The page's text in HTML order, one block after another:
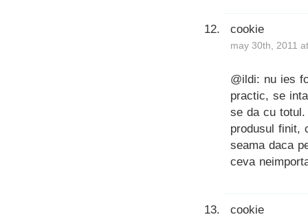
cookie
may 30th, 2011
@ildi: nu ies
practic, se
se da cu
produsul finit,
seama daca
ceva
cookie